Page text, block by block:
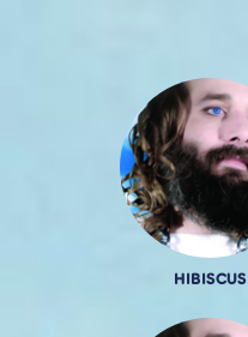
HIBISCUS